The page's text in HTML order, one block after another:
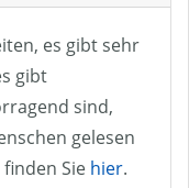
es gibt sehr
gibt
sind,
gelesen
Sie hier.